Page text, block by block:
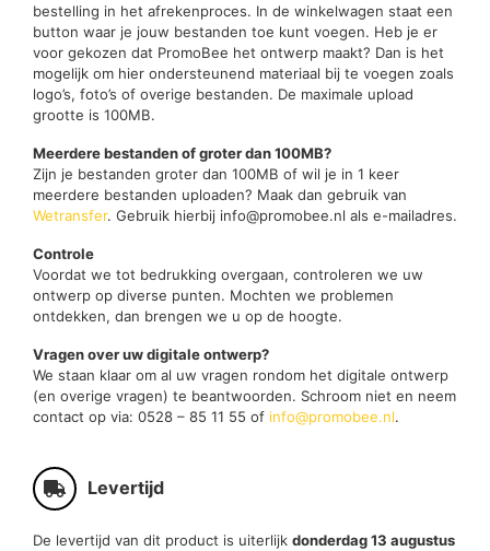
bestelling in het afrekenproces. In de winkelwagen staat een
button waar je jouw bestanden toe kunt voegen. Heb je er
voor gekozen dat PromoBee het ontwerp maakt? Dan is het
mogelijk om hier ondersteunend materiaal bij te voegen zoals
logo’s, foto’s of overige bestanden. De maximale upload
grootte is 100MB.
Meerdere bestanden of groter dan 100MB?
Zijn je bestanden groter dan 100MB of wil je in 1 keer
meerdere bestanden uploaden? Maak dan gebruik van
Wetransfer. Gebruik hierbij info@promobee.nl als e-mailadres.
Controle
Voordat we tot bedrukking overgaan, controleren we uw
ontwerp op diverse punten. Mochten we problemen
ontdekken, dan brengen we u op de hoogte.
Vragen over uw digitale ontwerp?
We staan klaar om al uw vragen rondom het digitale ontwerp
(en overige vragen) te beantwoorden. Schroom niet en neem
contact op via: 0528 – 85 11 55 of info@promobee.nl.
Levertijd
De levertijd van dit product is uiterlijk donderdag 13 augustus